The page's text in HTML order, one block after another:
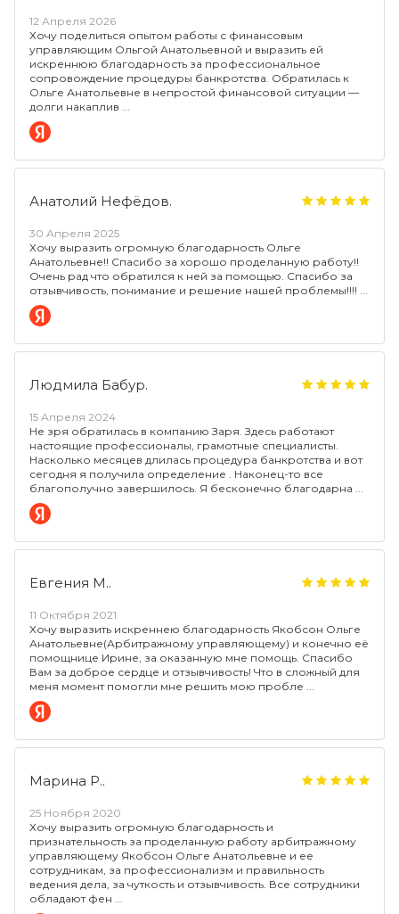
12 Апреля 2026
Хочу поделиться опытом работы с финансовым
управляющим Ольгой Анатольевной и выразить ей
искреннюю благодарность за профессиональное
сопровождение процедуры банкротства. Обратилась к
Ольге Анатольевне в непростой финансовой ситуации —
долги накаплив
Анатолий Нефёдов.
30 Апреля 2025
Хочу выразить огромную благодарность Ольге
Анатольевне!! Спасибо за хорошо проделанную работу!!
Очень рад что обратился к ней за помощью. Спасибо за
отзывчивость, понимание и решение нашей проблемы!!!!
Людмила Бабур.
15 Апреля 2024
Не зря обратилась в компанию Заря. Здесь работают
настоящие профессионалы, грамотные специалисты.
Насколько месяцев длилась процедура банкротства и вот
сегодня я получила определение . Наконец-то все
благополучно завершилось. Я бесконечно благодарна
Евгения М..
11 Октября 2021
Хочу выразить искреннею благодарность Якобсон Ольге
Анатольевне(Арбитражному управляющему) и конечно её
помощнице Ирине, за оказанную мне помощь. Спасибо
Вам за доброе сердце и отзывчивость! Что в сложный для
меня момент помогли мне решить мою пробле
Марина Р..
25 Ноября 2020
Хочу выразить огромную благодарность и
признательность за проделанную работу арбитражному
управляющему Якобсон Ольге Анатольевне и ее
сотрудникам, за профессионализм и правильность
ведения дела, за чуткость и отзывчивость. Все сотрудники
обладают фен